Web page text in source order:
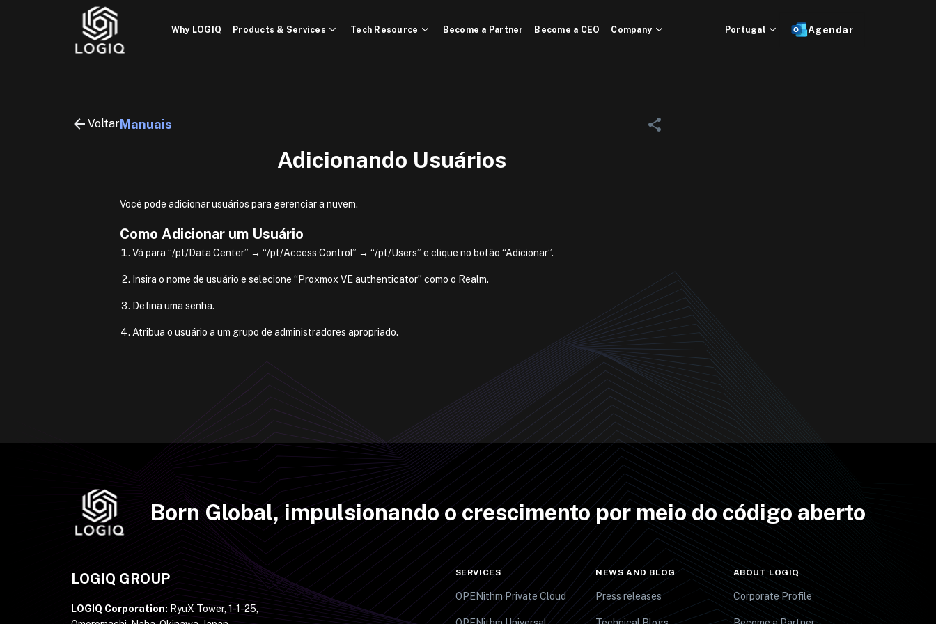
Why LOGIQ Products & Services Tech Resource Become a Partner Become a CEO Company Portugal Agendar
VoltarManuais
Adicionando Usuários
Você pode adicionar usuários para gerenciar a nuvem.
Como Adicionar um Usuário
Vá para “/pt/Data Center” → “/pt/Access Control” → “/pt/Users” e clique no botão “Adicionar”.
Insira o nome de usuário e selecione “Proxmox VE authenticator” como o Realm.
Defina uma senha.
Atribua o usuário a um grupo de administradores apropriado.
Born Global, impulsionando o crescimento por meio do código aberto
LOGIQ GROUP
LOGIQ Corporation: RyuX Tower, 1-1-25,
SERVICES
OPENithm Private Cloud
NEWS AND BLOG
Press releases
ABOUT LOGIQ
Corporate Profile